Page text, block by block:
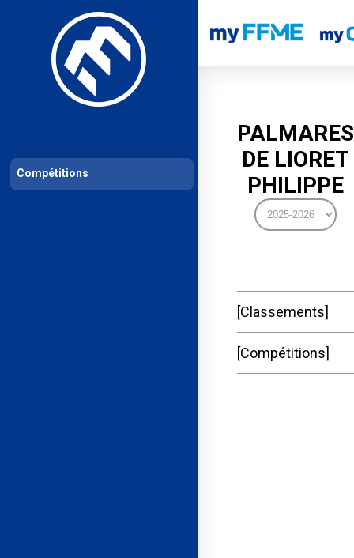
Les compétitions Calendrier de compétitions Classements
PALMARES
DE LIORET
PHILIPPE
Classements
Compétitions
Compétitions